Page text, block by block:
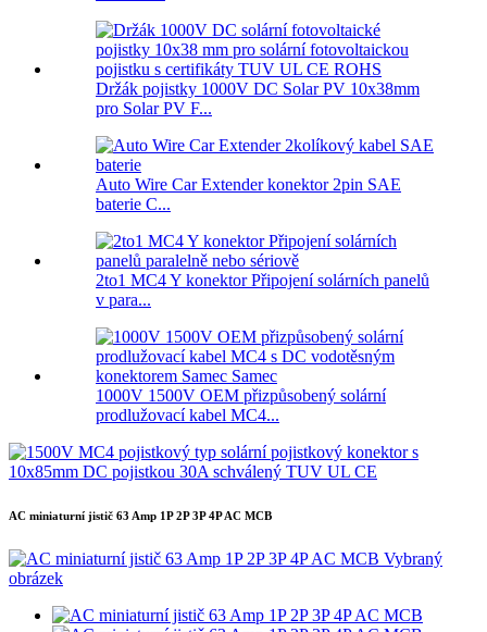
Držák pojistky 1000V DC Solar PV 10x38mm
pro Solar PV F...
Auto Wire Car Extender konektor 2pin SAE
baterie C...
2to1 MC4 Y konektor Připojení solárních panelů
v para...
1000V 1500V OEM přizpůsobený solární
prodlužovací kabel MC4...
AC miniaturní jistič 63 Amp 1P 2P 3P 4P AC MCB